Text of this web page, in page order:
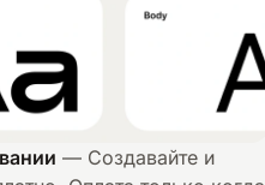
— Создавайте и